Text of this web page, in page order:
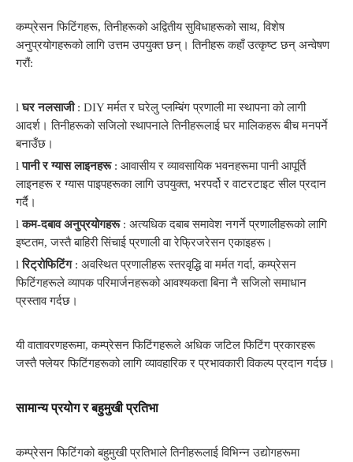
कम्प्रेसन फिटिंगहरू, तिनीहरूको अद्वितीय सुविधाहरूको साथ, विशेष
अनुप्रयोगहरूको लागि उत्तम उपयुक्त छन्। तिनीहरू कहाँ उत्कृष्ट छन् अन्वेषण
गरौं:
lघर नलसाजी: DIY मर्मत र घरेलु प्लम्बिंग प्रणाली मा स्थापना को लागी
आदर्श। तिनीहरूको सजिलो स्थापनाले तिनीहरूलाई घर मालिकहरू बीच मनपर्ने
बनाउँछ।
lपानी र ग्यास लाइनहरू : आवासीय र व्यावसायिक भवनहरूमा पानी आपूर्ति
लाइनहरू र ग्यास पाइपहरूका लागि उपयुक्त, भरपर्दो र वाटरटाइट सील प्रदान
गर्दै।
lकम-दबाव अनुप्रयोगहरू : अत्यधिक दबाब समावेश नगर्ने प्रणालीहरूको लागि
इष्टतम, जस्तै बाहिरी सिंचाई प्रणाली वा रेफ्रिजरेसन एकाइहरू।
lरिट्रोफिटिंग : अवस्थित प्रणालीहरू स्तरवृद्धि वा मर्मत गर्दा, कम्प्रेसन
फिटिंगहरूले व्यापक परिमार्जनहरूको आवश्यकता बिना नै सजिलो समाधान
प्रस्ताव गर्दछ।
यी वातावरणहरूमा, कम्प्रेसन फिटिंगहरूले अधिक जटिल फिटिंग प्रकारहरू
जस्तै फ्लेयर फिटिंगहरूको लागि व्यावहारिक र प्रभावकारी विकल्प प्रदान गर्दछ।
सामान्य प्रयोग र बहुमुखी प्रतिभा
कम्प्रेसन फिटिंगको बहुमुखी प्रतिभाले तिनीहरूलाई विभिन्न उद्योगहरूमा